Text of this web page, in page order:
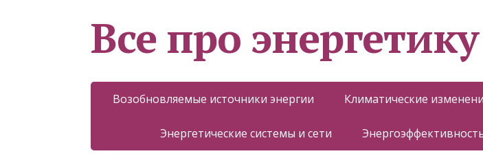
Все про энергетику
Возобновляемые источники энергии Климатические
Энергетические системы и сети